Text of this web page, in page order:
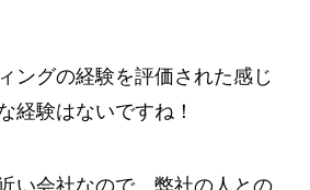
ングの経験を評価された感じ
経験はないですね！